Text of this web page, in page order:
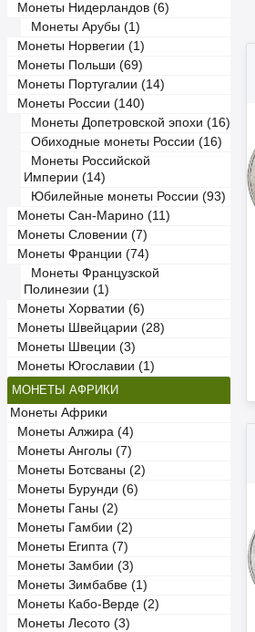
Монеты Нидерландов (6)
Монеты Арубы (1)
Монеты Норвегии (1)
Монеты Польши (69)
Монеты Португалии (14)
Монеты России (140)
Монеты Допетровской эпохи (16)
Обиходные монеты России (16)
Монеты Российской
Империи (14)
Юбилейные монеты России (93)
Монеты Сан-Марино (11)
Монеты Словении (7)
Монеты Франции (74)
Монеты Французской
Полинезии (1)
Монеты Хорватии (6)
Монеты Швейцарии (28)
Монеты Швеции (3)
Монеты Югославии (1)
МОНЕТЫ АФРИКИ
Монеты Африки
Монеты Алжира (4)
Монеты Анголы (7)
Монеты Ботсваны (2)
Монеты Бурунди (6)
Монеты Ганы (2)
Монеты Гамбии (2)
Монеты Египта (7)
Монеты Замбии (3)
Монеты Зимбабве (1)
Монеты Кабо-Верде (2)
Монеты Лесото (3)